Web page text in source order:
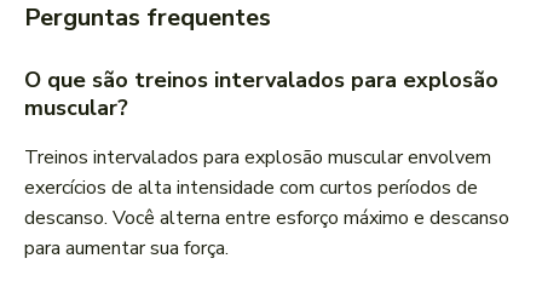
Perguntas frequentes
O que são treinos intervalados para explosão
muscular?
Treinos intervalados para explosão muscular envolvem
exercícios de alta intensidade com curtos períodos de
descanso. Você alterna entre esforço máximo e descanso
para aumentar sua força.